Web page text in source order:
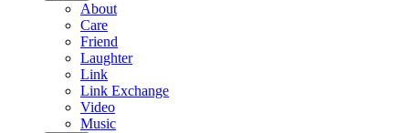
About
Care
Friend
Laughter
Link
Link Exchange
Video
Music